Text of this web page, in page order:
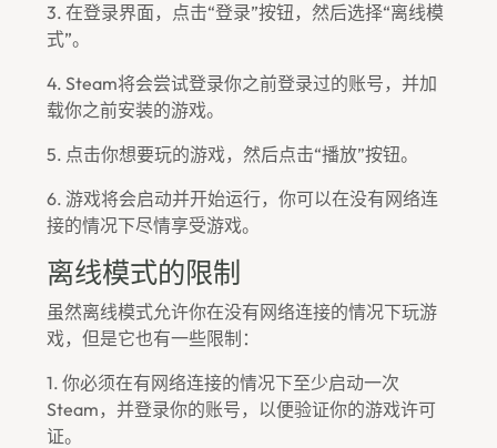
3. 在登录界面，点击“登录”按钮，然后选择“离线模
式”。
4. Steam将会尝试登录你之前登录过的账号，并加
载你之前安装的游戏。
5. 点击你想要玩的游戏，然后点击“播放”按钮。
6. 游戏将会启动并开始运行，你可以在没有网络连
接的情况下尽情享受游戏。
离线模式的限制
虽然离线模式允许你在没有网络连接的情况下玩游
戏，但是它也有一些限制：
1. 你必须在有网络连接的情况下至少启动一次
Steam，并登录你的账号，以便验证你的游戏许可
证。